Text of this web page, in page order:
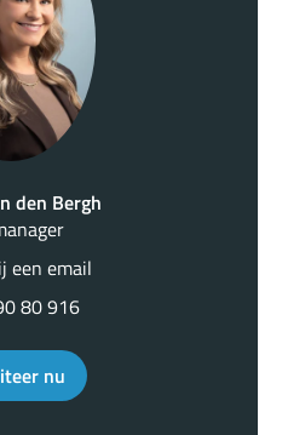
den Bergh
een email
80 916
nu